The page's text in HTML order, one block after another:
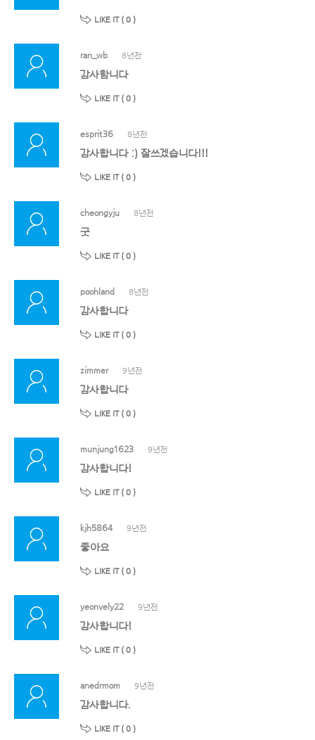
LIKE IT ( 0 )
ran_wb 8년전
감사함니다
LIKE IT ( 0 )
esprit36 8년전
감사합니다 :) 잘쓰겠습니다!!!
LIKE IT ( 0 )
cheongyju 8년전
굿
LIKE IT ( 0 )
poohland 8년전
감사합니다
LIKE IT ( 0 )
zimmer 9년전
감사합니다
LIKE IT ( 0 )
munjung1623 9년전
감사합니다!
LIKE IT ( 0 )
kjh5864 9년전
좋아요
LIKE IT ( 0 )
yeonvely22 9년전
감사합니다!
LIKE IT ( 0 )
anedrmom 9년전
감사합니다.
LIKE IT ( 0 )